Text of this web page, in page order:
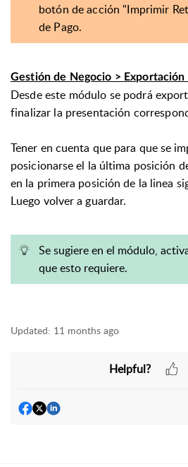
botón de acción "Imprimir
de Pago.
Gestión de Negocio >
Desde este módulo se podrá
finalizar la presentación
Tener en cuenta que para que se
posicionarse el la última posición
en la primera posición de la linea
Luego volver a guardar.
Se sugiere en el módulo,
que esto requiere.
Updated: 11 months ago
Helpful?